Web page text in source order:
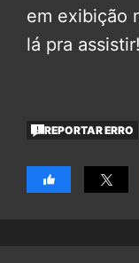
em exibição
lá pra assistir!
REPORTAR ERRO